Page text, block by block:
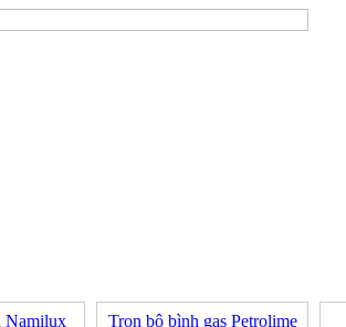
Namilux
Trọn bộ bình gas Petrolime